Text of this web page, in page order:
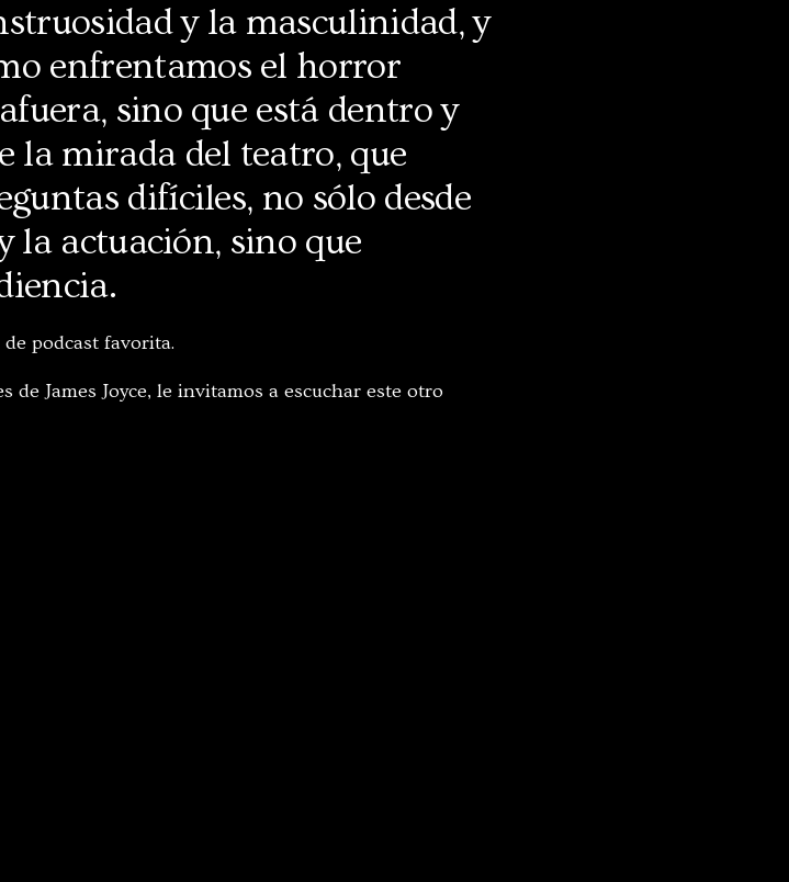
y la masculinidad, y
enfrentamos el horror
sino que está dentro y
la mirada del teatro, que
difíciles, no sólo desde
la actuación, sino que
podcast favorita.
de James Joyce, le invitamos a escuchar este otro